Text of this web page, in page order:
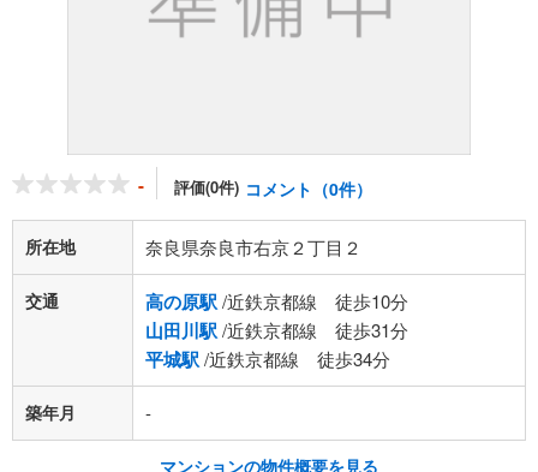
- 評価(0件) コメント（0件）
所在地 奈良県奈良市右京２丁目２
交通 高の原駅/近鉄京都線 徒歩10分
山田川駅/近鉄京都線 徒歩31分
平城駅/近鉄京都線 徒歩34分
築年月 -
マンションの物件概要を見る